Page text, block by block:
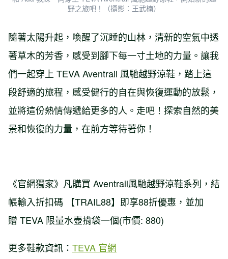
野之旅吧！（攝影：王武楠）
隨著太陽升起，喚醒了沉睡的山林，清新的空氣中透
著草木的芳香，感受到腳下每一寸土地的力量。讓我
們一起穿上 TEVA Aventrail 風馳越野涼鞋，踏上這
段舒適的旅程，感受健行的自在與恢復運動的放鬆，
並將這份熱情傳遞給更多的人。走吧！探索自然的美
景和恢復的力量，在前方等待著你！
《官網獨家》凡購買 Aventrail風馳越野涼鞋系列，結
帳輸入折扣碼 【TRAIL88】即享88折優惠，並加
贈 TEVA 限量水壺揹袋一個(市價: 880)
更多鞋款資訊： TEVA 官網